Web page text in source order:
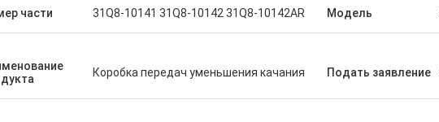
части 31Q8-10141 31Q8-10142 31Q8-10142AR Модель
Коробка передач уменьшения качания Подать заявление